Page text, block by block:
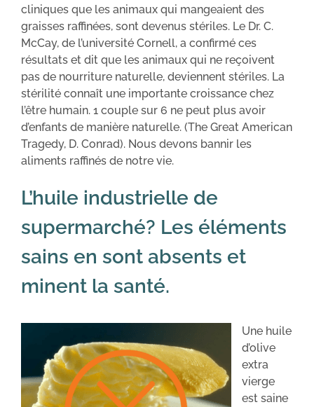
cliniques que les animaux qui mangeaient des
graisses raffinées, sont devenus stériles. Le Dr. C.
McCay, de l’université Cornell, a confirmé ces
résultats et dit que les animaux qui ne reçoivent
pas de nourriture naturelle, deviennent stériles. La
stérilité connaît une importante croissance chez
l’être humain. 1 couple sur 6 ne peut plus avoir
d’enfants de manière naturelle. (The Great American
Tragedy, D. Conrad). Nous devons bannir les
aliments raffinés de notre vie.
L’huile industrielle de
supermarché? Les éléments
sains en sont absents et
minent la santé.
Une huile
d’olive
extra
vierge
est saine